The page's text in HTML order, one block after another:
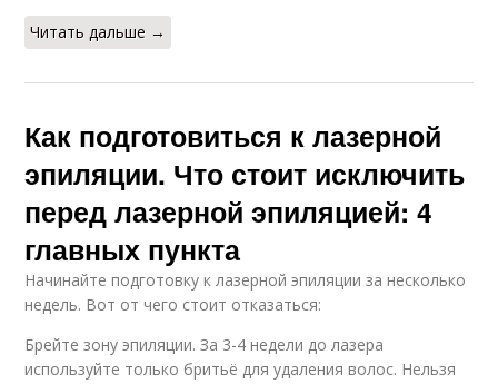
Читать дальше →
Как подготовиться к лазерной
эпиляции. Что стоит исключить
перед лазерной эпиляцией: 4
главных пункта
Начинайте подготовку к лазерной эпиляции за несколько
недель. Вот от чего стоит отказаться:
Брейте зону эпиляции. За 3-4 недели до лазера
используйте только бритьё для удаления волос. Нельзя